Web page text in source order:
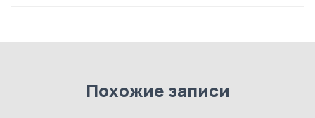
Похожие записи